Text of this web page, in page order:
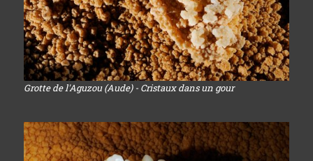
Grotte de l'Aguzou (Aude) - Cristaux dans un gour